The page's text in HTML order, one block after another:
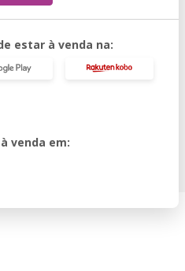
estar à venda na:
venda em: